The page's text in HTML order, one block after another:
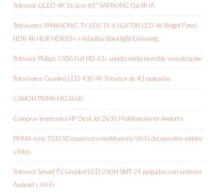
Televisor QLED 4K 163cm 65″ SAMSUNG Q64R IA
Televisores PANASONIC TV LED TX-65GX700 LED 4K Bright Panel
HDR 4K HDR HDR10+ y Adaptive Backlight Dimming,
Televisor Philips 5500 Full HD 43» sonido nítido increíble visualización
Televisores Grunkel LED-430 4K Televisor de 43 pulgadas
CANON PIXMA MG3650
Comprar Impresora HP DeskJet 2630 Multifunción en Andorra
PIXMA serie TS3150 impresora multifunción Wi-Fi documentos nítidos
y fotos
Televisor Smart TV Grunkel LED-240H SMT 24 pulgadas con sistema
Android y Wi-Fi